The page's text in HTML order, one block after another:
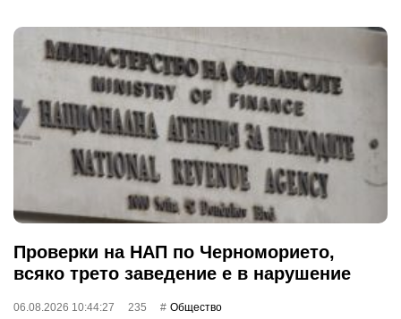
Проверки на НАП по Черноморието,
всяко трето заведение е в нарушение
06.08.2026 10:44:27 235 Общество